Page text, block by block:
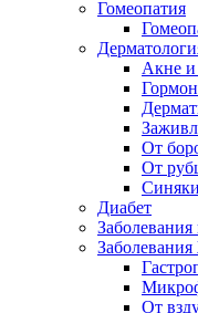
Гомеопатия
Акне и
От
От
Диабет
Заболевания
От